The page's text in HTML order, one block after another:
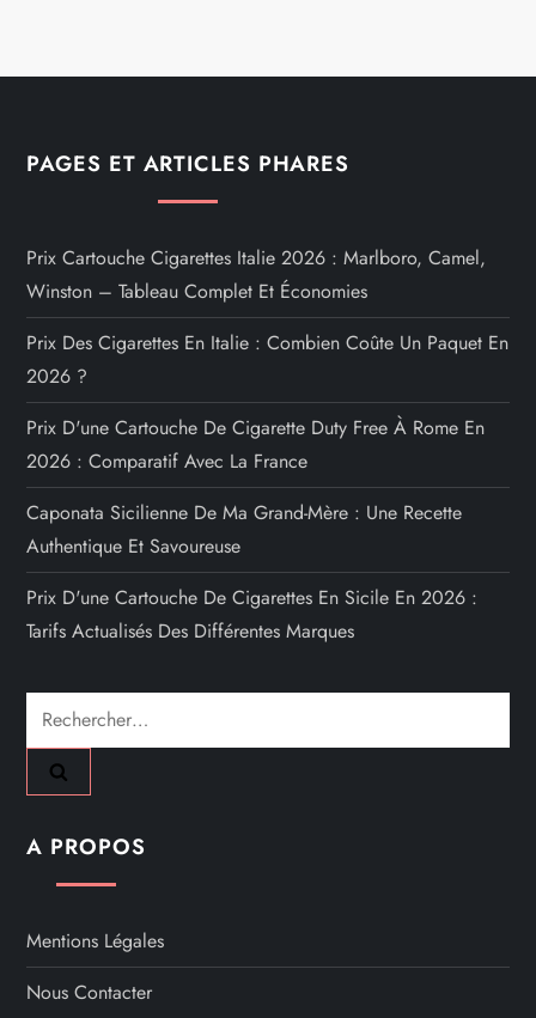
PAGES ET ARTICLES PHARES
Prix Cartouche Cigarettes Italie 2026 : Marlboro, Camel,
Winston – Tableau Complet Et Économies
Prix Des Cigarettes En Italie : Combien Coûte Un Paquet En
2026 ?
Prix D'une Cartouche De Cigarette Duty Free À Rome En
2026 : Comparatif Avec La France
Caponata Sicilienne De Ma Grand-Mère : Une Recette
Authentique Et Savoureuse
Prix D'une Cartouche De Cigarettes En Sicile En 2026 :
Tarifs Actualisés Des Différentes Marques
Rechercher :
A PROPOS
Mentions Légales
Nous Contacter